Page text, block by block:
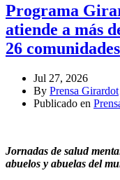
Programa
atiende a más
26 comunidades
Jul 27, 2026
By Prensa Girardot
Publicado en
Jornadas de salud
abuelos y abuelas del